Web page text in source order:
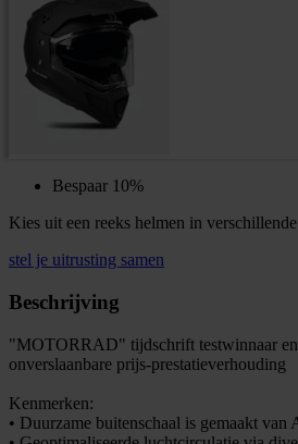
Bespaar 10%
Kies uit een reeks helmen in
stel je uitrusting samen
Beschrijving
"MOTORRAD" tijdschrift testwinnaar en
onverslaanbare prijs-prestatieverhouding
Kenmerken:
• Duurzame buitenschaal is gemaakt van